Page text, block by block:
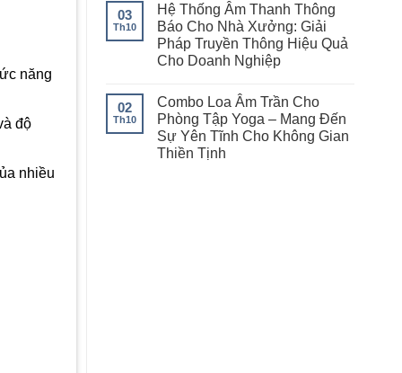
năng
độ
nhiều
03
Th10
Hệ Thống Âm Thanh Thông
Báo Cho Nhà Xưởng: Giải
Pháp Truyền Thông Hiệu Quả
Cho Doanh Nghiệp
02
Th10
Combo Loa Âm Trần Cho
Phòng Tập Yoga – Mang Đến
Sự Yên Tĩnh Cho Không Gian
Thiền Tịnh